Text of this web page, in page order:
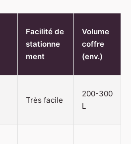
Facilité de
stationne
ment
Volume
coffre
(env.)
Très facile
200-300
L